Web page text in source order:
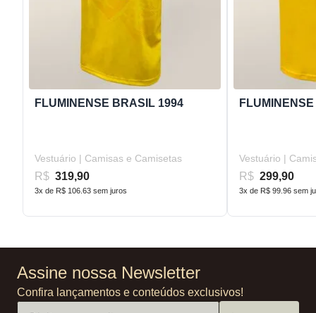
FLUMINENSE BRASIL 1994
Vestuário | Camisas e Camisetas
R$ 319,90
3x de R$ 106.63 sem juros
Vestuário |
R$ 299,90
3x de R$ 99.96 sem
Assine nossa Newsletter
Confira lançamentos e conteúdos exclusivos!